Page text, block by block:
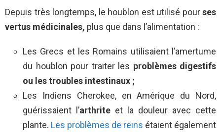
Depuis très longtemps, le houblon est utilisé pourses
vertus médicinales, plus que dans l’alimentation :
Les Grecs et les Romains utilisaient l’amertume
du houblon pour traiter les problèmes digestifs
ou les troubles intestinaux ;
Les Indiens Cherokee, en Amérique du Nord,
guérissaient l’arthrite et la douleur avec cette
plante. Les problèmes de reins étaient également